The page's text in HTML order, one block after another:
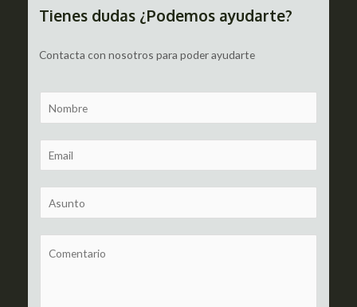
Tienes dudas ¿Podemos ayudarte?
Contacta con nosotros para poder ayudarte
a
m
m
a
u
b